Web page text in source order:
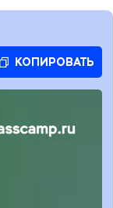
КОПИРОВАТЬ